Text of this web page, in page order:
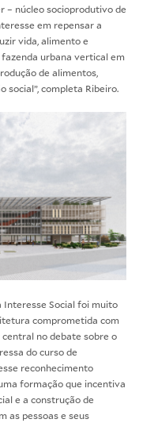
– núcleo socioprodutivo de
em repensar a
vida, alimento e
urbana vertical em
de alimentos,
social”, completa Ribeiro.
Interesse Social foi muito
comprometida com
no debate sobre o
do curso de
reconhecimento
formação que incentiva
e a construção de
as pessoas e seus